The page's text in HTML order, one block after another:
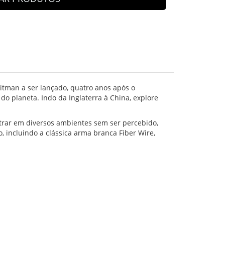
a ser lançado, quatro anos após o
planeta. Indo da Inglaterra à China, explore
em diversos ambientes sem ser percebido,
incluindo a clássica arma branca Fiber Wire,